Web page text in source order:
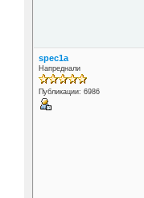
spec1a
Напреднали
Публикации: 6986